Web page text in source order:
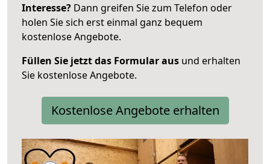
Interesse? Dann greifen Sie zum Telefon oder
holen Sie sich erst einmal ganz bequem
kostenlose Angebote.
Füllen Sie jetzt das Formular aus und erhalten
Sie kostenlose Angebote.
Kostenlose Angebote erhalten